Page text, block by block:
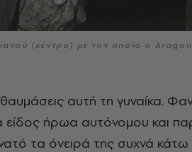
(κέντρο) με τον οποίο ο
είδος ήρωα αυτόνομου και
τα όνειρά της συχνά κάτω